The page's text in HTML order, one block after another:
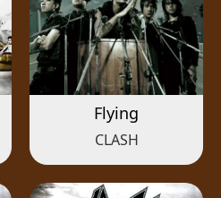
Flying
CLASH